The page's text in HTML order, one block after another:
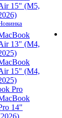
15" (M5,
13" (M4,
15" (M4,
Pro
14"